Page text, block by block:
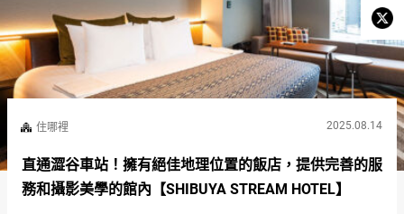
住哪裡 2025.08.14
直通澀谷車站！擁有絕佳地理位置的飯店，提供完善的服
務和攝影美學的館內【SHIBUYA STREAM HOTEL】